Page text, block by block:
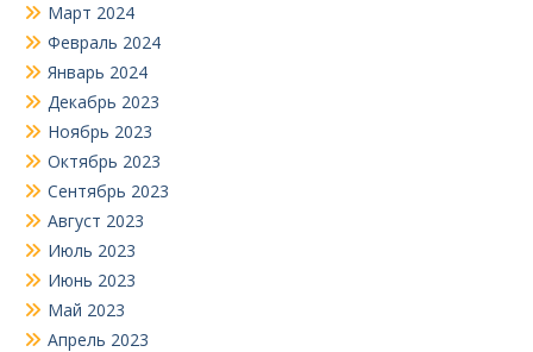
Март 2024
Февраль 2024
Январь 2024
Декабрь 2023
Ноябрь 2023
Октябрь 2023
Сентябрь 2023
Август 2023
Июль 2023
Июнь 2023
Май 2023
Апрель 2023